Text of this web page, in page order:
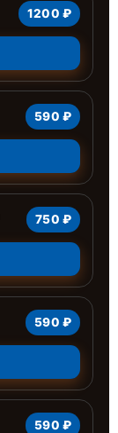
1200 ₽
590 ₽
750 ₽
590 ₽
590 ₽